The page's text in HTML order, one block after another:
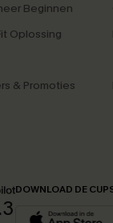
Beginnen
Oplossing
& Promoties
DOWNLOAD DE